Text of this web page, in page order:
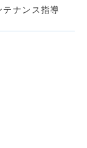
ナンス指導